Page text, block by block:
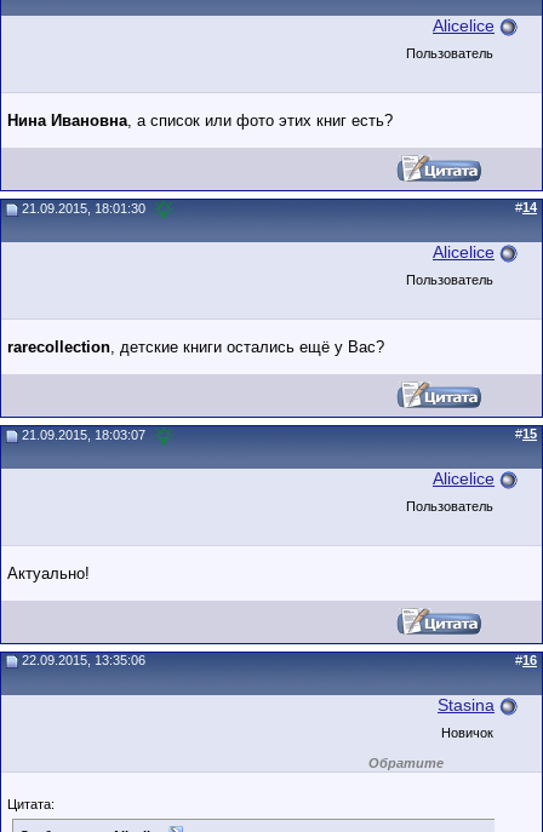
Alicelice
Пользователь
Нина Ивановна, а список или фото этих книг есть?
21.09.2015, 18:01:30 #14
Alicelice
Пользователь
rarecollection, детские книги остались ещё у Вас?
21.09.2015, 18:03:07 #15
Alicelice
Пользователь
Актуально!
22.09.2015, 13:35:06 #16
Stasina
Новичок
Обратите
внимание на
этом форуме.
Цитата: